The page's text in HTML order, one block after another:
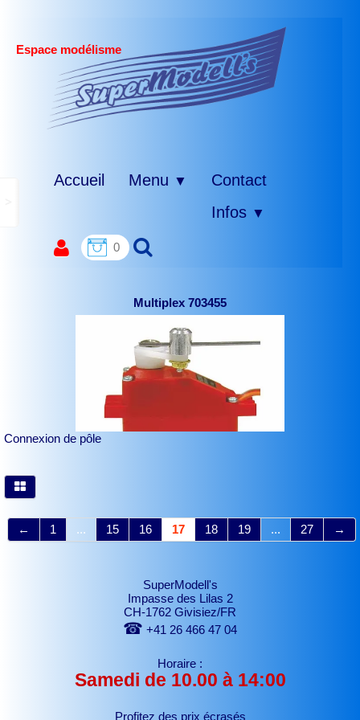
Espace modélisme
Accueil Menu ▼
Contact
Infos ▼
0
Multiplex 703455
Connexion de pôle
← 1 ... 15 16 17 18 19 ... 27 →
SuperModell's
Impasse des Lilas 2
CH-1762 Givisiez/FR
☎ +41 26 466 47 04
Horaire :
Samedi de 10.00 à 14:00
Profitez des prix écrasés